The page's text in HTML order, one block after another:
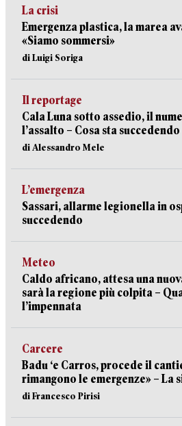
La crisi
Emergenza plastica, la marea
«Siamo sommersi»
di Luigi Soriga
Il reportage
Cala Luna sotto assedio, il
l’assalto – Cosa sta succedendo
di Alessandro Mele
L’emergenza
Sassari, allarme legionella in
succedendo
Meteo
Caldo africano, attesa una
sarà la regione più colpita –
l’impennata
Carcere
Badu ‘e Carros, procede il
rimangono le emergenze» – La
di Francesco Pirisi